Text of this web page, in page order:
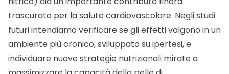
(J Invest Dermatol.2014 Jul;134(7):1791-4)
http://www.nature.com/jid/journal/v134/n7/full/
Whole body UVA irradiation lowers systemic blood
pressure by release of nitric oxide from
intracutaneous photolabile nitric oxide derivates.